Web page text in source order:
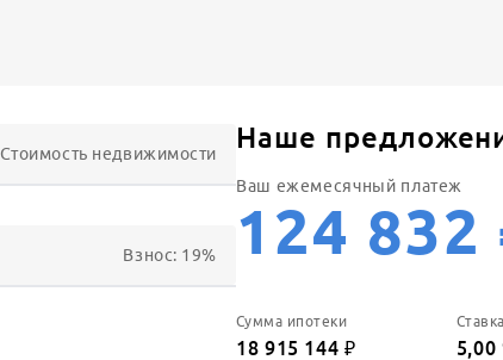
Стоимость недвижимости
Взнос: 19%
Наше
Ваш ежемесячный платеж
124 832
Сумма ипотеки
18 915 144 ₽ 5,00